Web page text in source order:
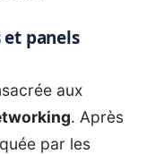
et panels
aux
. Après
par les